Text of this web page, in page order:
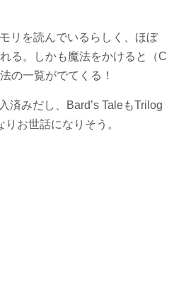
リを読んでいるらしく、ほぼ
る。しかも魔法をかけると（C
の一覧がでてくる！
済みだし、Bard’s TaleもTrilog
お世話になりそう。